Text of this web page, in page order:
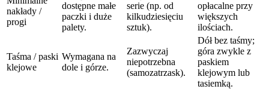
nakłady /
progi
dostępne małe
paczki i duże
palety.
serie (np. od
kilkudziesięciu
sztuk).
opłacalne przy
większych
ilościach.
Taśma / paski
klejowe
Wymagana na
dole i górze.
Zazwyczaj
niepotrzebna
(samozatrzask).
Dół bez taśmy;
góra zwykle z
paskiem
klejowym lub
tasiemką.